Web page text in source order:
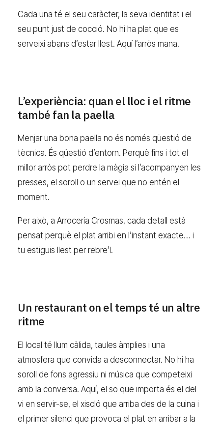
Cada una té el seu caràcter, la seva identitat i el
seu punt just de cocció. No hi ha plat que es
serveixi abans d’estar llest. Aquí l’arròs mana.
L’experiència: quan el lloc i el ritme
també fan la paella
Menjar una bona paella no és només qüestió de
tècnica. És qüestió d’entorn. Perquè fins i tot el
millor arròs pot perdre la màgia si l’acompanyen les
presses, el soroll o un servei que no entén el
moment.
Per això, a Arrocería Crosmas, cada detall està
pensat perquè el plat arribi en l’instant exacte… i
tu estiguis llest per rebre’l.
Un restaurant on el temps té un altre
ritme
El local té llum càlida, taules àmplies i una
atmosfera que convida a desconnectar. No hi ha
soroll de fons agressiu ni música que competeixi
amb la conversa. Aquí, el so que importa és el del
vi en servir-se, el xiscló que arriba des de la cuina i
el primer silenci que provoca el plat en arribar a la